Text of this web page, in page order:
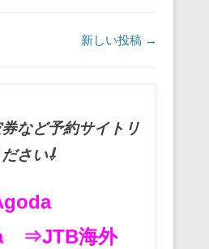
a
新しい投稿 →
など予約サイトリ
さい⇩
⇒JTB海外